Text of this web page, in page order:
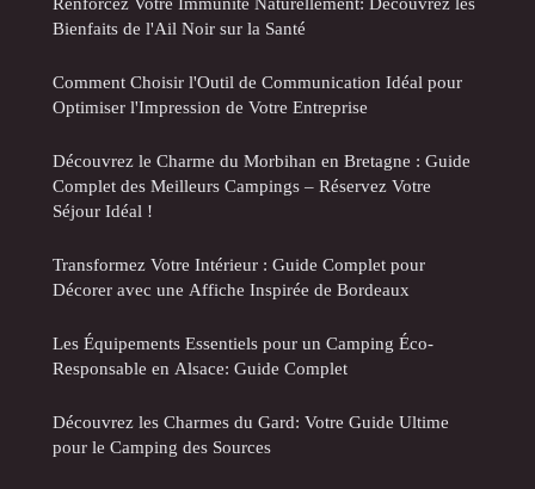
Bienfaits de l'Ail Noir sur la Santé
Comment Choisir l'Outil de Communication Idéal pour
Optimiser l'Impression de Votre Entreprise
Découvrez le Charme du Morbihan en Bretagne : Guide
Complet des Meilleurs Campings – Réservez Votre
Séjour Idéal !
Transformez Votre Intérieur : Guide Complet pour
Décorer avec une Affiche Inspirée de Bordeaux
Les Équipements Essentiels pour un Camping Éco-
Responsable en Alsace: Guide Complet
Découvrez les Charmes du Gard: Votre Guide Ultime
pour le Camping des Sources